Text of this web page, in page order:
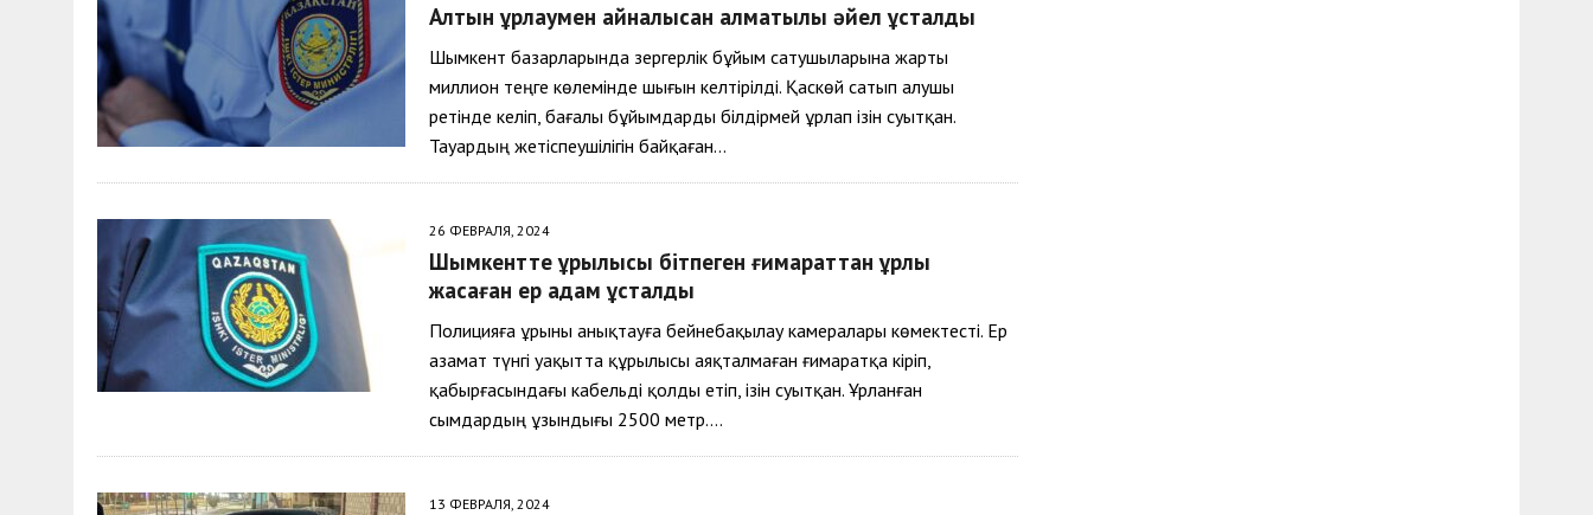
Алтын ұрлаумен айналысқан алматылық әйел ұсталды
Шымкент базарларында зергерлік бұйым сатушыларына жарты
миллион теңге көлемінде шығын келтірілді. Қаскөй сатып алушы
ретінде келіп, бағалы бұйымдарды білдірмей ұрлап ізін суытқан.
Тауардың жетіспеушілігін байқаған…
26 ФЕВРАЛЯ, 2024
Шымкентте құрылысы бітпеген ғимараттан ұрлық
жасаған ер адам ұсталды
Полицияға ұрыны анықтауға бейнебақылау камералары көмектесті. Ер
азамат түнгі уақытта құрылысы аяқталмаған ғимаратқа кіріп,
қабырғасындағы кабельді қолды етіп, ізін суытқан. Ұрланған
сымдардың ұзындығы 2500 метр….
13 ФЕВРАЛЯ, 2024